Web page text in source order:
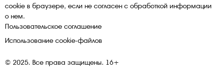
© 2025. Все права защищены. 16+
Пользовательское соглашение
Использование cookie-файлов
сооkіе в браузере, если не согласен с обработкой информации
о нем.